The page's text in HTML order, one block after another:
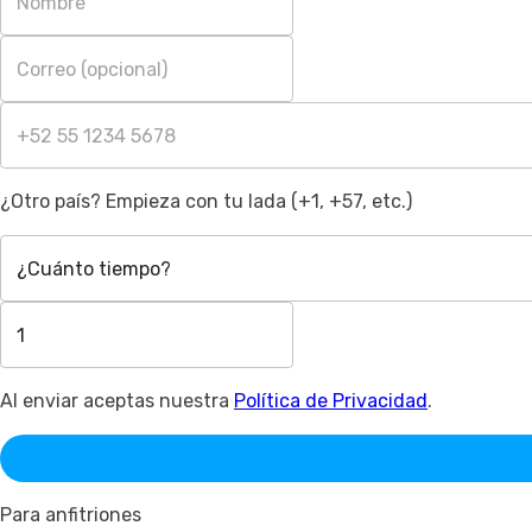
¿Otro país? Empieza con tu lada (+1, +57, etc.)
¿Cuánto tiempo?
Al enviar aceptas nuestra Política de Privacidad .
Para anfitriones